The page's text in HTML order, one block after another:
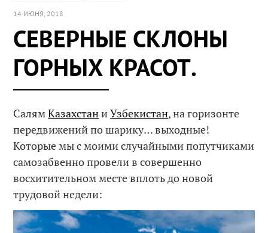
14 ИЮНЯ, 2018
СЕВЕРНЫЕ СКЛОНЫ
ГОРНЫХ КРАСОТ.
СалямКазахстаниУзбекистан, на горизонте
передвижений по шарику… выходные!
Которые мы с моими случайными попутчиками
самозабвенно провели в совершенно
восхитительном месте вплоть до новой
трудовой недели: